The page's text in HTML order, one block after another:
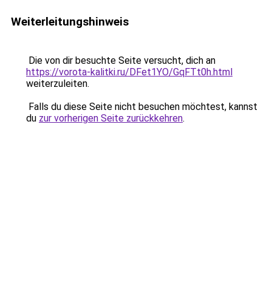
Weiterleitungshinweis
Die von dir besuchte Seite versucht, dich an
https://vorota-kalitki.ru/DFet1YO/GqFTt0h.html
weiterzuleiten.
Falls du diese Seite nicht besuchen möchtest, kannst
du zur vorherigen Seite zurückkehren.